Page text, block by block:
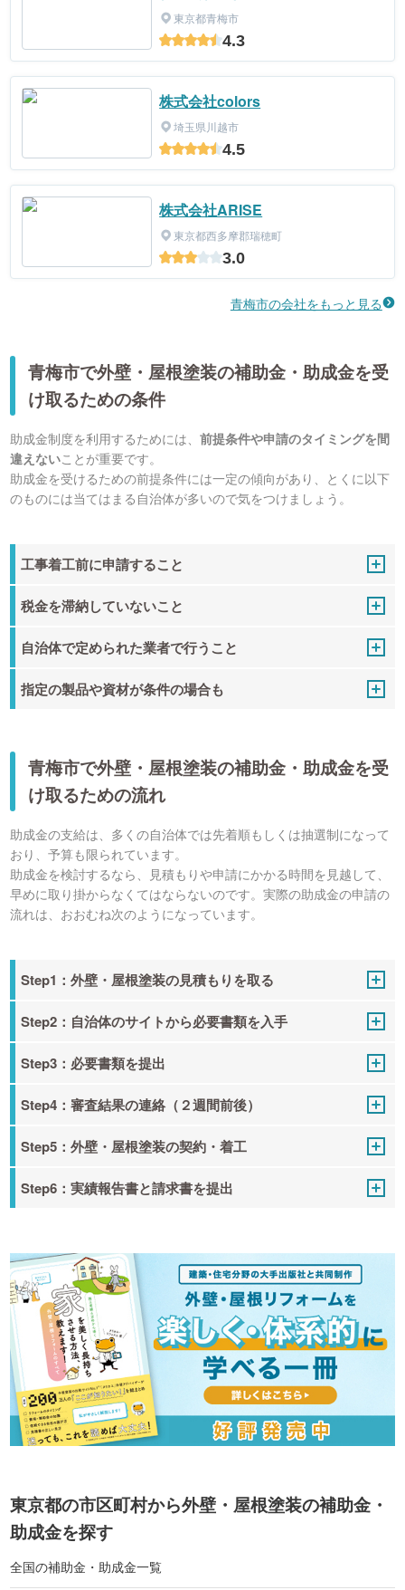
東京都青梅市
4.3
株式会社colors
埼玉県川越市
4.5
株式会社ARISE
東京都西多摩郡瑞穂町
3.0
青梅市の会社をもっと見る
青梅市で外壁・屋根塗装の補助金・助成金を受
け取るための条件
助成金制度を利用するためには、前提条件や申請のタイミングを間
違えないことが重要です。
助成金を受けるための前提条件には一定の傾向があり、とくに以下
のものには当てはまる自治体が多いので気をつけましょう。
工事着工前に申請すること
税金を滞納していないこと
自治体で定められた業者で行うこと
指定の製品や資材が条件の場合も
青梅市で外壁・屋根塗装の補助金・助成金を受
け取るための流れ
助成金の支給は、多くの自治体では先着順もしくは抽選制になって
おり、予算も限られています。
助成金を検討するなら、見積もりや申請にかかる時間を見越して、
早めに取り掛からなくてはならないのです。実際の助成金の申請の
流れは、おおむね次のようになっています。
Step1：外壁・屋根塗装の見積もりを取る
Step2：自治体のサイトから必要書類を入手
Step3：必要書類を提出
Step4：審査結果の連絡（２週間前後）
Step5：外壁・屋根塗装の契約・着工
Step6：実績報告書と請求書を提出
東京都の市区町村から外壁・屋根塗装の補助金・
助成金を探す
全国の補助金・助成金一覧